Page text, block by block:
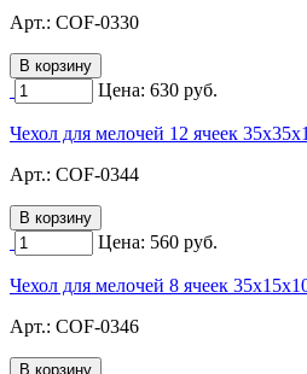
Арт.: COF-0330
Цена: 630 руб.
Чехол для мелочей 12 ячеек
Арт.: COF-0344
Цена: 560 руб.
Чехол для мелочей 8 ячеек
Арт.: COF-0346